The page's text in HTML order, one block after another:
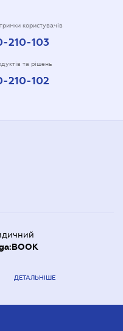
користувачів
210-103
та рішень
210-102
ДЕТАЛЬНІШЕ